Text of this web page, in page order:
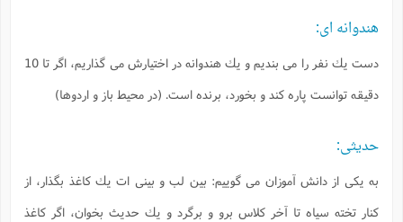
هندوانه اى:
دست يك نفر را مى بنديم و يك هندوانه در اختيارش مى گذاريم، اگر تا 10
دقيقه توانست پاره كند و بخورد، برنده است. (در محيط باز و اردوها)
حديثى:
به يكى از دانش آموزان مى گوييم: بين لب و بينى ات يك كاغذ بگذار، از
كنار تخته سياه تا آخر كلاس برو و برگرد و يك حديث بخوان، اگر كاغذ